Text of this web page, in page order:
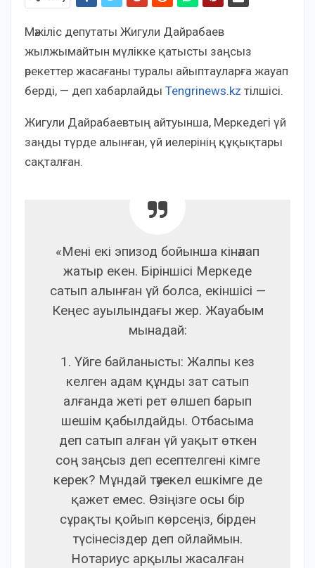
Мәжіліс депутаты Жигули Дайрабаев
жылжымайтын мүлікке қатысты заңсыз
әрекеттер жасағаны туралы айыптауларға жауап
берді, — деп хабарлайды Tengrinews.kz тілшісі.
Жигули Дайрабаевтың айтуынша, Меркедегі үй
заңды түрде алынған, үй иелерінің құқықтары
сақталған.
«Мені екі эпизод бойынша кінәлап
жатыр екен. Біріншісі Меркеде
сатып алынған үй болса, екіншісі —
Кеңес ауылындағы жер. Жауабым
мынадай:
1. Үйге байланысты: Жалпы кез
келген адам құнды зат сатып
алғанда жеті рет өлшеп барып
шешім қабылдайды. Отбасыма
деп сатып алған үй уақыт өткен
соң заңсыз деп есептелгені кімге
керек? Мұндай тәуекел ешкімге де
қажет емес. Өзіңізге осы бір
сұрақты қойып көрсеңіз, бірден
түсінесіздер деп ойлаймын.
Нотариус арқылы жасалған